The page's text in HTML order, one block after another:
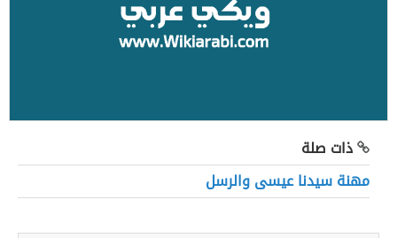
ذات صلة
مهنة سيدنا عيسى والرسل